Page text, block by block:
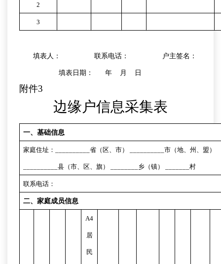
2
3
填表人： 联系电话： 户主签名：
填表日期： 年 月 日
附件3
边缘户信息采集表
一、基础信息
家庭住址： __________省（区、市） __________市（地、州、盟）
__________县（市、区、旗） 乡（镇） _______村
联系电话：
二、家庭成员信息
A4
居
民